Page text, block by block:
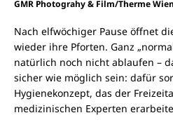
GMR Photograhy & Film/Therme
Nach elfwöchiger Pause öffnet
wieder ihre Pforten. Ganz
natürlich noch nicht ablaufen –
sicher wie möglich sein: dafür
Hygienekonzept, das der
medizinischen Experten